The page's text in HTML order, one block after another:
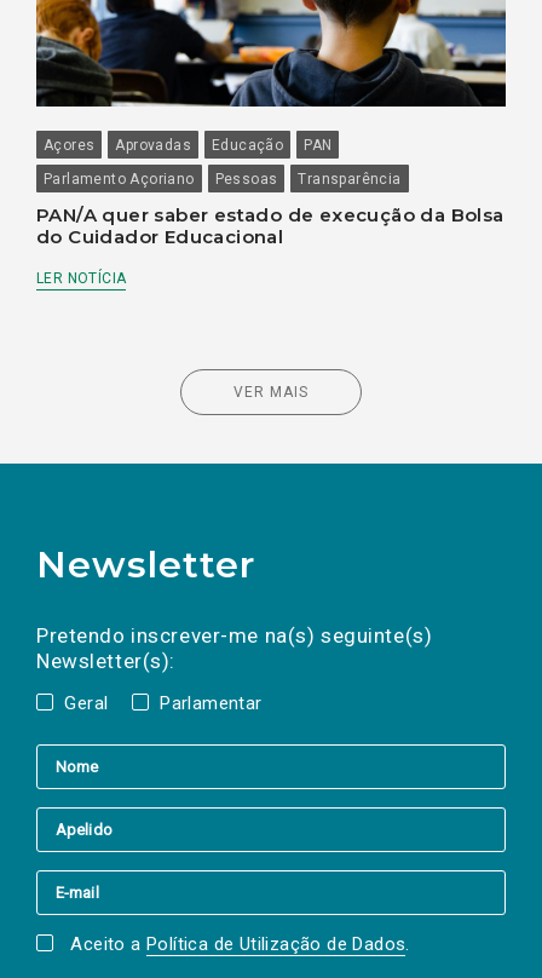
Açores Aprovadas Educação
PAN
Parlamento Açoriano
Pessoas Transparência
PAN/A quer saber estado de execução da Bolsa
do Cuidador Educacional
LER NOTÍCIA
VER MAIS
Newsletter
Pretendo inscrever-me na(s) seguinte(s)
Newsletter(s):
Geral Parlamentar
a(s) newsletter(s).
mail
Aceito a Política de Utilização de Dados.